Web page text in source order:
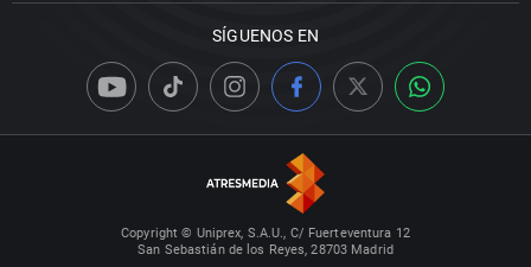
SÍGUENOS EN
Copyright © Uniprex, S.A.U., C/ Fuerteventura 12
San Sebastián de los Reyes, 28703 Madrid